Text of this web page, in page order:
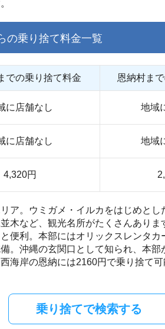
の乗り捨て料金一覧
での乗り捨て料金 恩納村ま
に店舗なし 地域
に店舗なし 地域
4,320円
ア。ウミガメ・イルカをはじめと
木など、観光名所がたくさんあり
便利。本部にはオリックスレンタ
。沖縄の玄関口として知られ、本部
海岸の恩納には2160円で乗り捨て
乗り捨てで検索する